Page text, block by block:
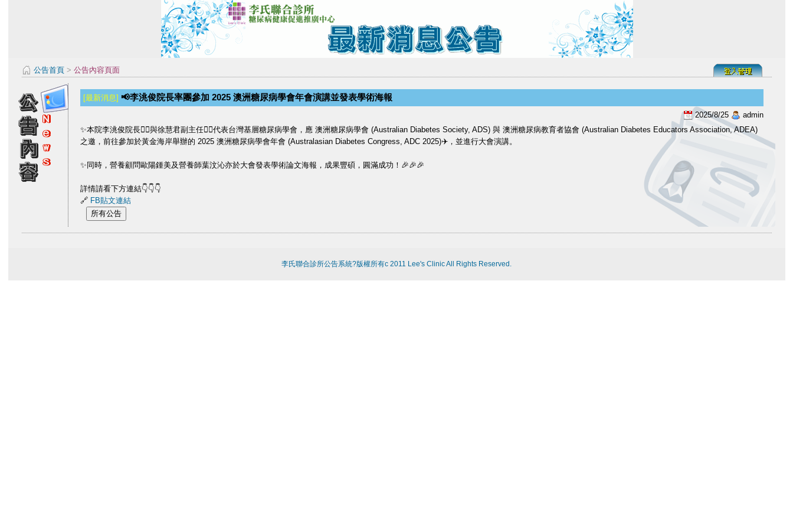
公告首頁> 公告內容頁面
[最新消息] 📢李洮俊院長率團參加 2025 澳洲糖尿病學會年會演講並發表學術海報
2025/8/25
admin
✨本院李洮俊院長👨‍⚕️與徐慧君副主任👩‍⚕️代表台灣基層糖尿病學會，應 澳洲糖尿病學會 (Australian Diabetes Society, ADS) 與 澳洲糖尿病教育者協會 (Australian Diabetes Educators Association, ADEA)
之邀，前往參加於黃金海岸舉辦的 2025 澳洲糖尿病學會年會 (Australasian Diabetes Congress, ADC 2025)✈️，並進行大會演講。
✨同時，營養顧問歐陽鍾美及營養師葉汶沁亦於大會發表學術論文海報，成果豐碩，圓滿成功！🎉🎉🎉
詳情請看下方連結👇👇👇
🔗 FB貼文連結
李氏聯合診所公告系統?版權所有c 2011 Lee's Clinic All Rights Reserved.